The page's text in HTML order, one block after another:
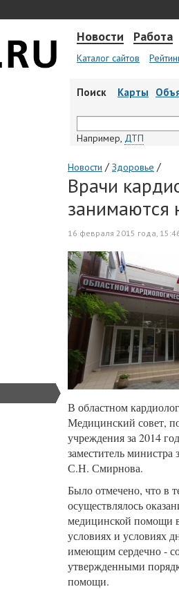
Новости Работа
Каталог сайтов
Поиск Карты
Например, ДТП
Новости / Здоровье /
Врачи
занимаются
16 февраля 2015 года,
В областном
Медицинский совет,
учреждения за 2014
заместитель министра
С.Н. Смирнова.
Было отмечено, что в
осуществлялось
медицинской помощи
условиях и условиях
имеющим сердечно -
утвержденными
помощи.